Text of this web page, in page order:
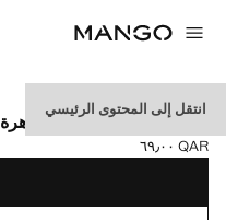
انتقل إلى المحتوى الرئيسي
توب بكشكشة بتفاصيل جوهرة
السعر الحالي [QAR ٦٩٫٠٠ ]
QAR ٦٩٫٠٠
حدد اللون